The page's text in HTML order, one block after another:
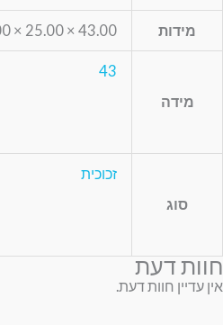
מידות 43.00 × 25.00 × 0.00 סנטימטרים
מידה
43
סוג
זכוכית
חוות דעת
אין עדיין חוות דעת.